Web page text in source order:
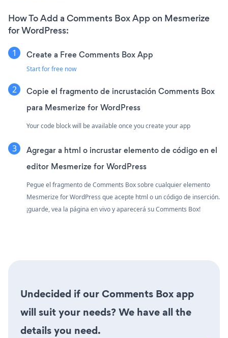
How To Add a Comments Box App on Mesmerize
for WordPress:
Create a Free Comments Box App
Start for free now
Copie el fragmento de incrustación Comments Box
para Mesmerize for WordPress
Your code block will be available once you create your app
Agregar a html o incrustar elemento de código en el
editor Mesmerize for WordPress
Pegue el fragmento de Comments Box sobre cualquier elemento
Mesmerize for WordPress que acepte html o un código de inserción.
¡guarde, vea la página en vivo y aparecerá su Comments Box!
Undecided if our Comments Box app
will suit your needs? We have all the
details you need.